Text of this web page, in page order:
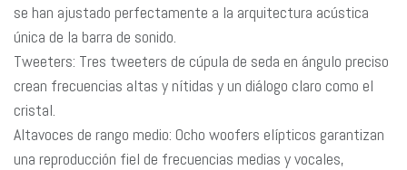
se han ajustado perfectamente a la arquitectura acústica
única de la barra de sonido.
Tweeters: Tres tweeters de cúpula de seda en ángulo preciso
crean frecuencias altas y nítidas y un diálogo claro como el
cristal.
Altavoces de rango medio: Ocho woofers elípticos garantizan
una reproducción fiel de frecuencias medias y vocales,